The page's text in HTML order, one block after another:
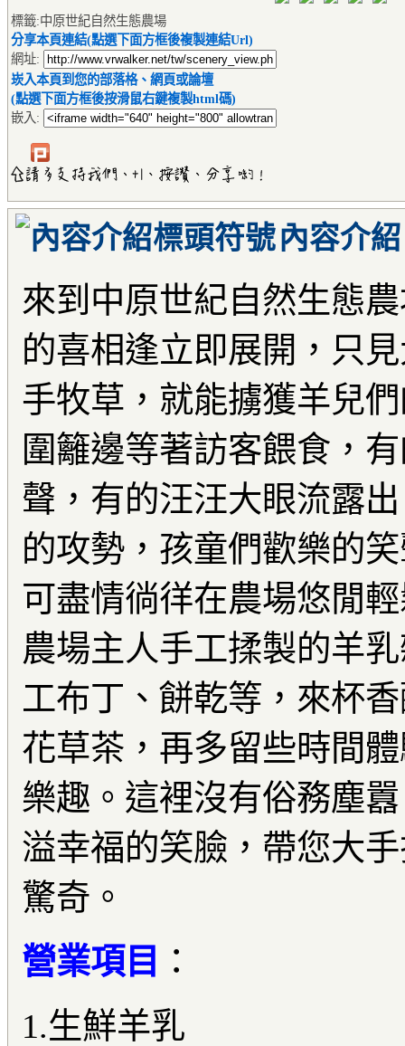
標籤:中原世紀自然生態農場
分享本頁連結(點選下面方框後複製連結Url)
網址:
崁入本頁到您的部落格、網頁或論壇
(點選下面方框後按滑鼠右鍵複製html碼)
嵌入:
內容介紹
來到中原世紀自然生態
的喜相逢立即展開，只
手牧草，就能擄獲羊兒
圍籬邊等著訪客餵食，
聲，有的汪汪大眼流露
的攻勢，孩童們歡樂的
可盡情徜徉在農場悠閒
農場主人手工揉製的羊
工布丁、餅乾等，來杯
花草茶，再多留些時間
樂趣。這裡沒有俗務塵
溢幸福的笑臉，帶您大
驚奇。
營業項目 ：
1.生鮮羊乳